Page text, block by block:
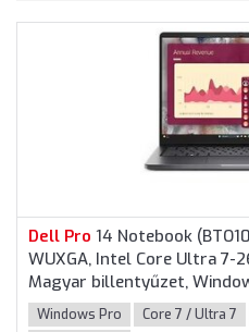
Dell Pro 14 Notebook
WUXGA, Intel Core Ultra 7-
Magyar billentyűzet,
garancia, Platinaezüst
Windows Pro Core 7 / Ultra 7